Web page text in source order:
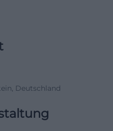
Deutschland